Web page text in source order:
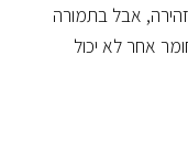
אבל בתמורה
אחר לא יכול